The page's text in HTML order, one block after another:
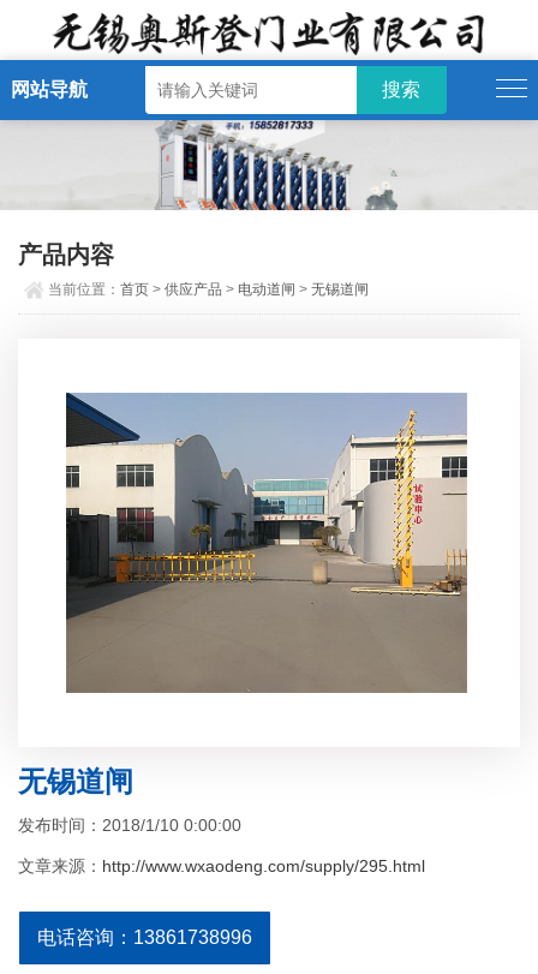
网站导航
产品内容
当前位置：首页 >供应产品 > 电动道闸 >无锡道闸
无锡道闸
发布时间：2018/1/10 0:00:00
文章来源： http://www.wxaodeng.com/supply/295.html
电话咨询：13861738996